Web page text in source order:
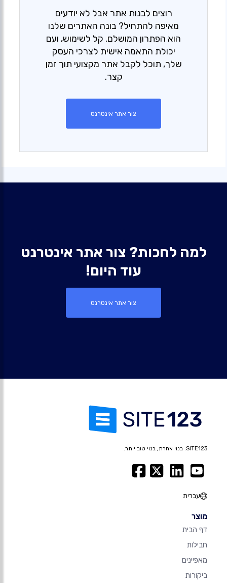
רוצים לבנות אתר אבל לא יודעים
מאיפה להתחיל? בונה האתרים שלנו
הוא הפתרון המושלם. קל לשימוש, ועם
יכולת התאמה אישית לצרכי העסק
שלך, תוכל לקבל אתר מקצועי תוך זמן
קצר.
צור אתר אינטרנט
למה לחכות? צור אתר אינטרנט
עוד היום!
צור אתר אינטרנט
SITE123: בנוי אחרת, בנוי טוב יותר.
עברית
מוצר
דף הבית
חבילות
מאפיינים
ביקורות